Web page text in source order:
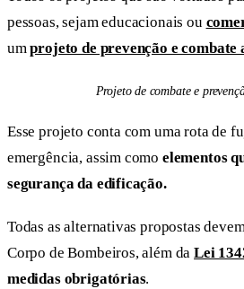
pessoas, sejam educacionais ou
umprojeto de prevenção e combate
Projeto de combate e
Esse projeto conta com uma rota de
emergência, assim como elementos
segurança da edificação.
Todas as alternativas propostas
Corpo de Bombeiros, além daLei
medidas obrigatórias.